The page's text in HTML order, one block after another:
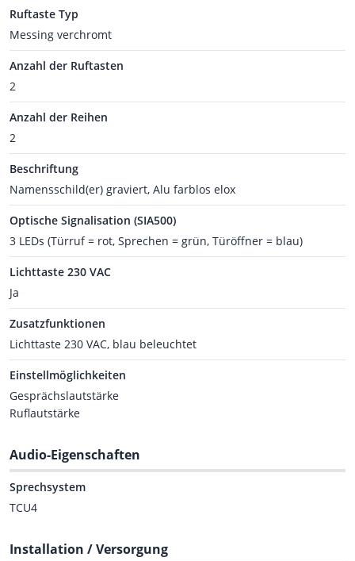
Ruftaste Typ
Messing verchromt
Anzahl der Ruftasten
2
Anzahl der Reihen
2
Beschriftung
Namensschild(er) graviert, Alu farblos elox
Optische Signalisation (SIA500)
3 LEDs (Türruf = rot, Sprechen = grün, Türöffner = blau)
Lichttaste 230 VAC
Ja
Zusatzfunktionen
Lichttaste 230 VAC, blau beleuchtet
Einstellmöglichkeiten
Gesprächslautstärke
Ruflautstärke
Audio-Eigenschaften
Sprechsystem
TCU4
Installation / Versorgung